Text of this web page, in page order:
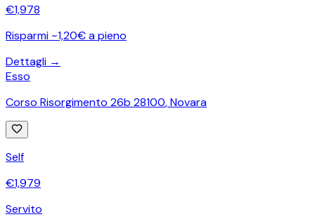
€1,978
Risparmi ~1,20€ a pieno
Dettagli →
Esso
Corso Risorgimento 26b 28100,Novara
Self
€1,979
Servito